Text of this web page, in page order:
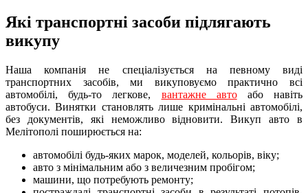
Які транспортні засоби підлягають
викупу
Наша компанія не спеціалізується на певному виді
транспортних засобів, ми викуповуємо практично всі
автомобілі, будь-то легкове, вантажне автоабо навіть
автобуси. Винятки становлять лише кримінальні автомобілі,
без документів, які неможливо відновити. Викуп авто в
Мелітополі поширюється на:
автомобілі будь-яких марок, моделей, кольорів, віку;
авто з мінімальним або з величезним пробігом;
машини, що потребують ремонту;